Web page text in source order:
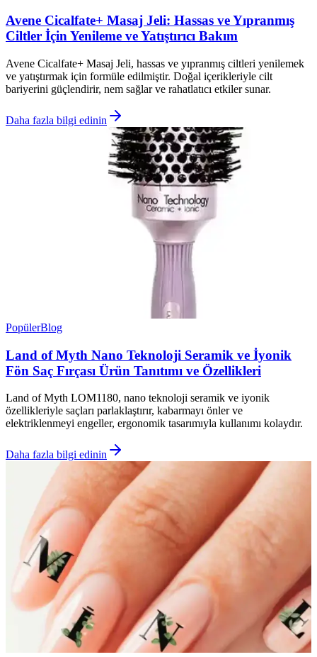
Avene Cicalfate+ Masaj Jeli: Hassas ve Yıpranmış
Ciltler İçin Yenileme ve Yatıştırıcı Bakım
Avene Cicalfate+ Masaj Jeli, hassas ve yıpranmış ciltleri yenilemek
ve yatıştırmak için formüle edilmiştir. Doğal içerikleriyle cilt
bariyerini güçlendirir, nem sağlar ve rahatlatıcı etkiler sunar.
Daha fazla bilgi edinin
PopülerBlog
Land of Myth Nano Teknoloji Seramik ve İyonik
Fön Saç Fırçası Ürün Tanıtımı ve Özellikleri
Land of Myth LOM1180, nano teknoloji seramik ve iyonik
özellikleriyle saçları parlaklaştırır, kabarmayı önler ve
elektriklenmeyi engeller, ergonomik tasarımıyla kullanımı kolaydır.
Daha fazla bilgi edinin